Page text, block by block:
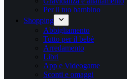
Per il tuo bambino
Shopping
Abbigliamento
Tutto per il bebè
Arredamento
Libri
App e Videogame
Sconti e omaggi